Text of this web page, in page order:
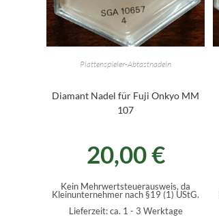
Plattenspieler-Abtastnadeln
Diamant Nadel für Fuji Onkyo MM
107
20,00€
Kein Mehrwertsteuerausweis, da
Kleinunternehmer nach §19 (1) UStG.
Lieferzeit: ca. 1 - 3 Werktage